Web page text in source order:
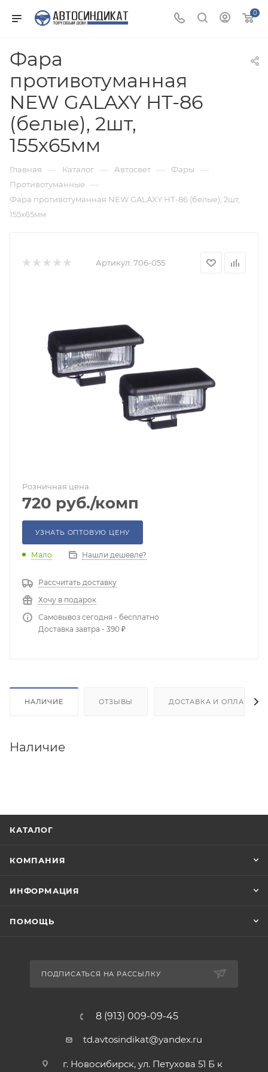
0
Фара
противотуманная
NEW GALAXY НТ-86
(белые), 2шт,
155х65мм
Главная — Каталог — Автосвет — Фары —
Противотуманные —
Фара противотуманная NEW GALAXY НТ-86 (белые), 2шт,
155х65мм
Артикул: 706-055
Розничная цена
720 руб./комп
УЗНАТЬ ОПТОВУЮ ЦЕНУ
Мало Нашли дешевле?
Рассчитать доставку
Хочу в подарок
Самовывоз сегодня - бесплатно
Доставка завтра - 390 ₽
НАЛИЧИЕ ОТЗЫВЫ ДОСТАВКА И ОПЛАТА
Наличие
КАТАЛОГ
КОМПАНИЯ
ИНФОРМАЦИЯ
ПОМОЩЬ
ПОДПИСАТЬСЯ НА РАССЫЛКУ
8 (913) 009-09-45
td.avtosindikat@yandex.ru
г. Новосибирск, ул. Петухова 51 Б к